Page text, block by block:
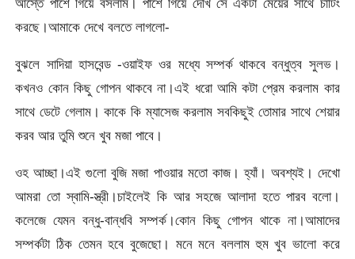
করছে।আমাকে দেখে বলতে লাগলো-
বুঝলে সাদিয়া হাসবেন্ড -ওয়াইফ ওর মধ্যে সম্পর্ক থাকবে বন্ধুত্ব সুলভ।
কখনও কোন কিছু গোপন থাকবে না।এই ধরো আমি কটা প্রেম করলাম কার
সাথে ডেটে গেলাম। কাকে কি ম্যাসেজ করলাম সবকিছুই তোমার সাথে শেয়ার
করব আর তুমি শুনে খুব মজা পাবে।
ওহ আচ্ছা।এই গুলো বুজি মজা পাওয়ার মতো কাজ। হ্যাঁ। অবশ্যই। দেখো
আমরা তো স্বামি-স্ত্রী।চাইলেই কি আর সহজে আলাদা হতে পারব বলো।
কলেজে যেমন বন্ধু-বান্ধবি সম্পর্ক।কোন কিছু গোপন থাকে না।আমাদের
সম্পর্কটা ঠিক তেমন হবে বুজেছো। মনে মনে বললাম হুম খুব ভালো করে